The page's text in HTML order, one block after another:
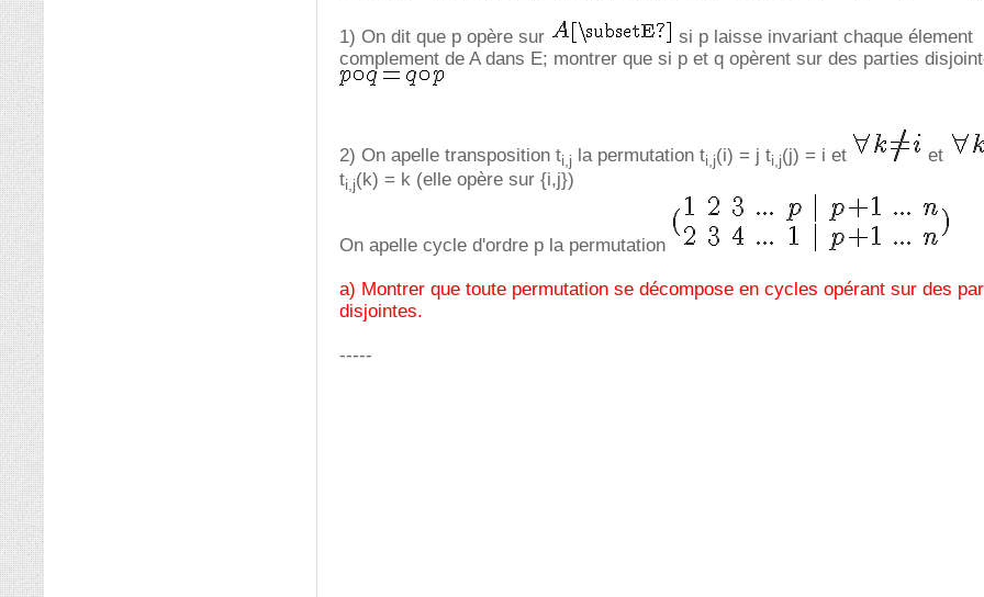
1) On dit que p opère sur
si p laisse invariant chaque élement
complement de A dans E; montrer que si p et q opèrent sur des parties
2) On apelle transposition ti,j la permutation ti,j(i) = j ti,j(j) = i et
et
ti,j(k) = k (elle opère sur {i,j})
On apelle cycle d'ordre p la permutation
a) Montrer que toute permutation se décompose en cycles opérant sur des
disjointes.
-----